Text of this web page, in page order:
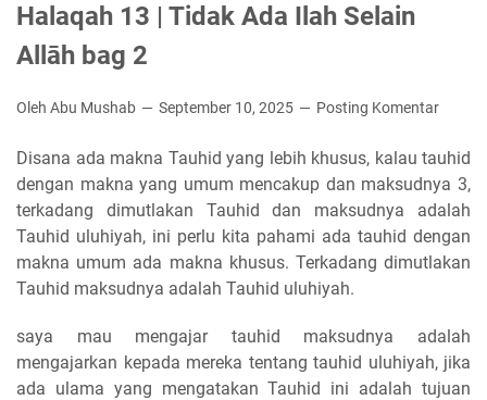
Halaqah 13 | Tidak Ada Ilah Selain
Allāh bag 2
Oleh Abu Mushab September 10, 2025 Posting Komentar
Disana ada makna Tauhid yang lebih khusus, kalau tauhid
dengan makna yang umum mencakup dan maksudnya 3,
terkadang dimutlakan Tauhid dan maksudnya adalah
Tauhid uluhiyah, ini perlu kita pahami ada tauhid dengan
makna umum ada makna khusus. Terkadang dimutlakan
Tauhid maksudnya adalah Tauhid uluhiyah.
saya mau mengajar tauhid maksudnya adalah
mengajarkan kepada mereka tentang tauhid uluhiyah, jika
ada ulama yang mengatakan Tauhid ini adalah tujuan